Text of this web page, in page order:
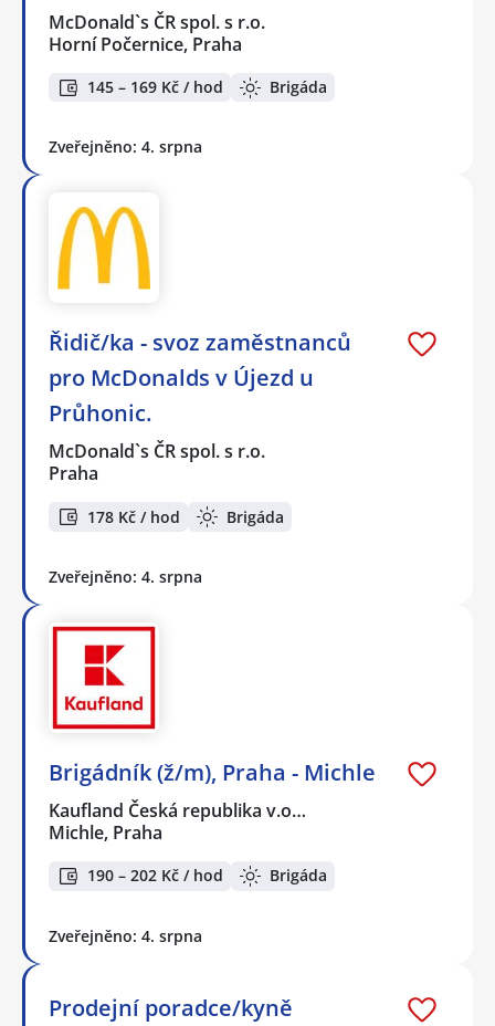
McDonald`s ČR spol. s r.o.
Horní Počernice, Praha
145 – 169 Kč / hod Brigáda
Zveřejněno: 4. srpna
Řidič/ka - svoz zaměstnanců
pro McDonalds v Újezd u
Průhonic.
McDonald`s ČR spol. s r.o.
Praha
178 Kč / hod Brigáda
Zveřejněno: 4. srpna
Brigádník (ž/m), Praha - Michle
Kaufland Česká republika v.o…
Michle, Praha
190 – 202 Kč / hod Brigáda
Zveřejněno: 4. srpna
Prodejní poradce/kyně